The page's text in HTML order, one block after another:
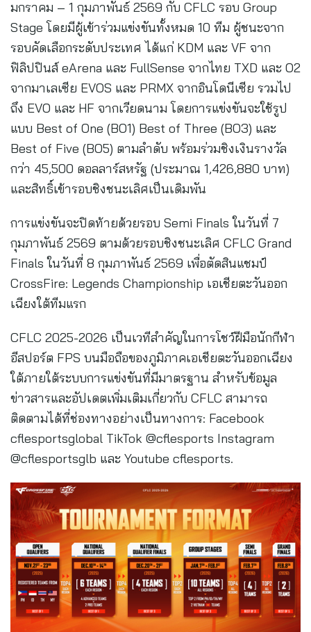
มกราคม – 1 กุมภาพันธ์ 2569 กับ CFLC รอบ Group
Stage โดยมีผู้เข้าร่วมแข่งขันทั้งหมด 10 ทีม ผู้ชนะจาก
รอบคัดเลือกระดับประเทศ ได้แก่ KDM และ VF จาก
ฟิลิปปินส์ eArena และ FullSense จากไทย TXD และ O2
จากมาเลเซีย EVOS และ PRMX จากอินโดนีเซีย รวมไป
ถึง EVO และ HF จากเวียดนาม โดยการแข่งขันจะใช้รูป
แบบ Best of One (BO1) Best of Three (BO3) และ
Best of Five (BO5) ตามลำดับ พร้อมร่วมชิงเงินรางวัล
กว่า 45,500 ดอลลาร์สหรัฐ (ประมาณ 1,426,880 บาท)
และสิทธิ์เข้ารอบชิงชนะเลิศเป็นเดิมพัน
การแข่งขันจะปิดท้ายด้วยรอบ Semi Finals ในวันที่ 7
กุมภาพันธ์ 2569 ตามด้วยรอบชิงชนะเลิศ CFLC Grand
Finals ในวันที่ 8 กุมภาพันธ์ 2569 เพื่อตัดสินแชมป์
CrossFire: Legends Championship เอเชียตะวันออก
เฉียงใต้ทีมแรก
CFLC 2025-2026 เป็นเวทีสำคัญในการโชว์ฝีมือนักกีฬา
อีสปอร์ต FPS บนมือถือของภูมิภาคเอเชียตะวันออกเฉียง
ใต้ภายใต้ระบบการแข่งขันที่มีมาตรฐาน สำหรับข้อมูล
ข่าวสารและอัปเดตเพิ่มเติมเกี่ยวกับ CFLC สามารถ
ติดตามได้ที่ช่องทางอย่างเป็นทางการ: Facebook
cflesportsglobal TikTok @cflesports Instagram
@cflesportsglb และ Youtube cflesports.